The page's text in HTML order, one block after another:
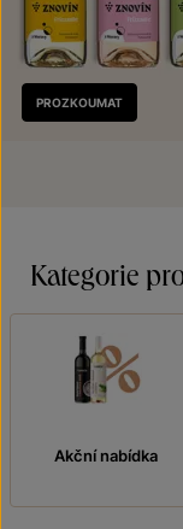
Nově
v prodeji
PROZKOUMAT
Kategorie
Akční nabídka